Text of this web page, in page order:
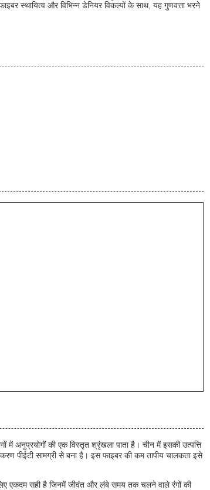
स्थायित्व और विभिन्न डेनियर विकल्पों के साथ, यह गुणवत्ता भरने
में अनुप्रयोगों की एक विस्तृत श्रृंखला पाता है। चीन में इसकी उत्पत्ति
पीईटी सामग्री से बना है। इस फाइबर की कम तापीय चालकता इसे
एकदम सही है जिनमें जीवंत और लंबे समय तक चलने वाले रंगों की